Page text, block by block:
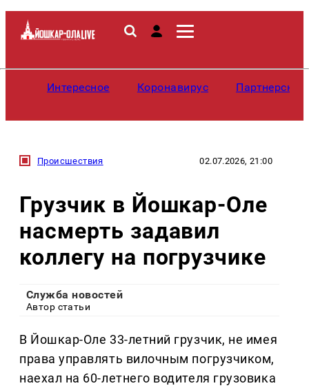
Интересное Коронавирус
Происшествия 02.07.2026, 21:00
Грузчик в Йошкар-Оле
насмерть задавил
коллегу на погрузчике
Служба новостей
Автор статьи
В Йошкар-Оле 33-летний грузчик, не имея
права управлять вилочным погрузчиком,
наехал на 60-летнего водителя грузовика